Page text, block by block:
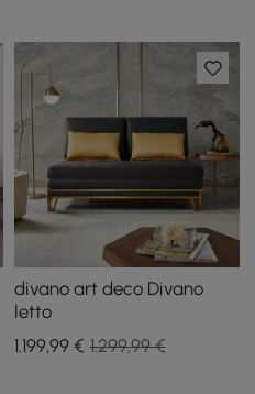
divano art deco Divano
letto
1.199,99€ 1.299,99 €